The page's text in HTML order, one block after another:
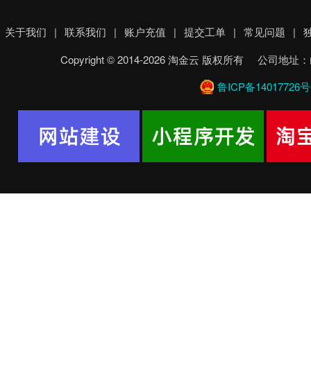
关于我们 | 联系我们 | 账户充值 | 提交工单 | 常见问题 |
Copyright © 2014-2026 淘金云 版权所有 公司地址
鲁ICP备14017726